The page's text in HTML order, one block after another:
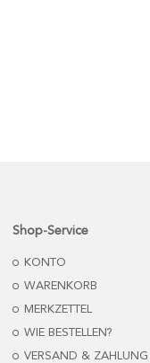
Shop-Service
KONTO
WARENKORB
MERKZETTEL
WIE BESTELLEN?
VERSAND & ZAHLUNG